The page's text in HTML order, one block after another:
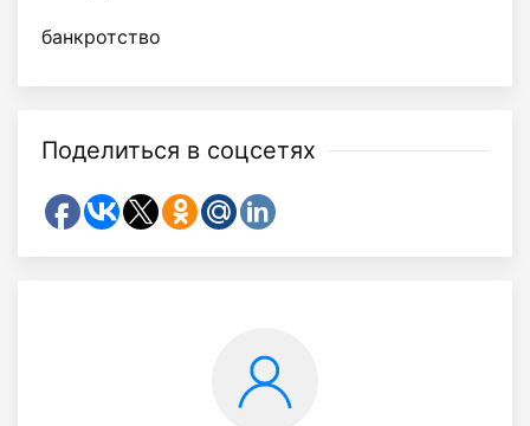
банкротство
Поделиться в соцсетях